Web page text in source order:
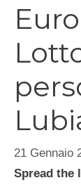
21 Gennaio
Spread the